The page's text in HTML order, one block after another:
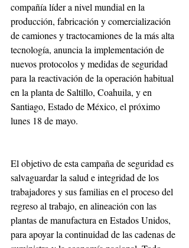
compañía líder a nivel mundial en la
producción, fabricación y comercialización
de camiones y tractocamiones de la más alta
tecnología, anuncia la implementación de
nuevos protocolos y medidas de seguridad
para la reactivación de la operación habitual
en la planta de Saltillo, Coahuila, y en
Santiago, Estado de México, el próximo
lunes 18 de mayo.
El objetivo de esta campaña de seguridad es
salvaguardar la salud e integridad de los
trabajadores y sus familias en el proceso del
regreso al trabajo, en alineación con las
plantas de manufactura en Estados Unidos,
para apoyar la continuidad de las cadenas de